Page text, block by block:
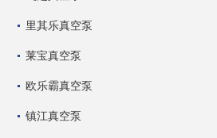
里其乐真空泵
莱宝真空泵
欧乐霸真空泵
镇江真空泵